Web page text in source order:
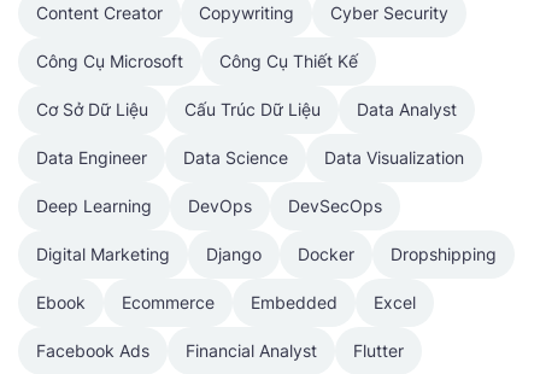
Content Creator Copywriting Cyber Security
Công Cụ Microsoft Công Cụ Thiết Kế
Cơ Sở Dữ Liệu Cấu Trúc Dữ Liệu Data Analyst
Data Engineer Data Science Data Visualization
Deep Learning DevOps DevSecOps
Digital Marketing Django Docker Dropshipping
Ebook Ecommerce Embedded Excel
Facebook Ads Financial Analyst Flutter